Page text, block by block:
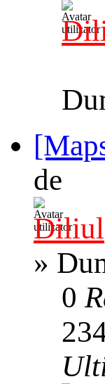
de
Diliul
»
0